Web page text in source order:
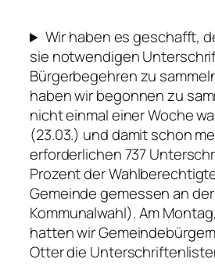
Wir haben es geschafft,
sie notwendigen
Bürgerbegehren zu
haben wir begonnen zu
nicht einmal einer Woche
(23.03.) und damit schon
erforderlichen 737
Prozent der
Gemeinde gemessen an
Kommunalwahl). Am
hatten wir
Otter die